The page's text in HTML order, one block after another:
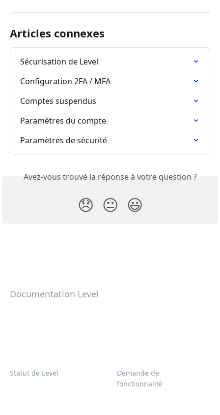
Articles connexes
Sécurisation de Level
Configuration 2FA / MFA
Comptes suspendus
Paramètres du compte
Paramètres de sécurité
Avez-vous trouvé la réponse à votre question ?
😞 😐 😃
Documentation Level
Statut de Level
Demande de
fonctionnalité